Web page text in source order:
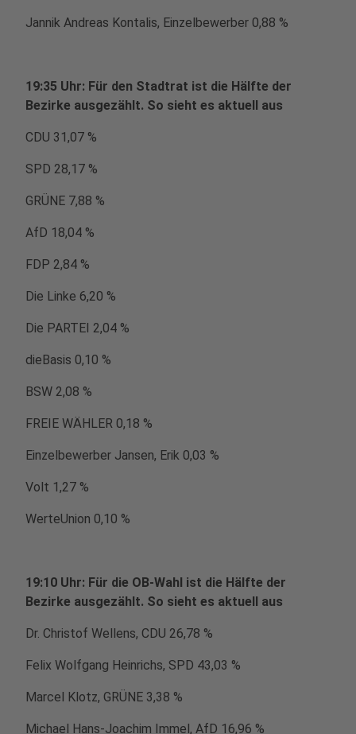
Jannik Andreas Kontalis, Einzelbewerber 0,88 %
19:35 Uhr: Für den Stadtrat ist die Hälfte der
Bezirke ausgezählt. So sieht es aktuell aus
CDU 31,07 %
SPD 28,17 %
GRÜNE 7,88 %
AfD 18,04 %
FDP 2,84 %
Die Linke 6,20 %
Die PARTEI 2,04 %
dieBasis 0,10 %
BSW 2,08 %
FREIE WÄHLER 0,18 %
Einzelbewerber Jansen, Erik 0,03 %
Volt 1,27 %
WerteUnion 0,10 %
19:10 Uhr: Für die OB-Wahl ist die Hälfte der
Bezirke ausgezählt. So sieht es aktuell aus
Dr. Christof Wellens, CDU 26,78 %
Felix Wolfgang Heinrichs, SPD 43,03 %
Marcel Klotz, GRÜNE 3,38 %
Michael Hans-Joachim Immel, AfD 16,96 %